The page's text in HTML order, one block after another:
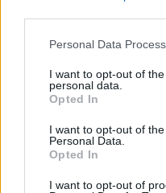
Personal Data
I want to opt-out of
personal data.
Opted In
I want to opt-out of
Personal Data.
Opted In
I want to opt-out of
Festes